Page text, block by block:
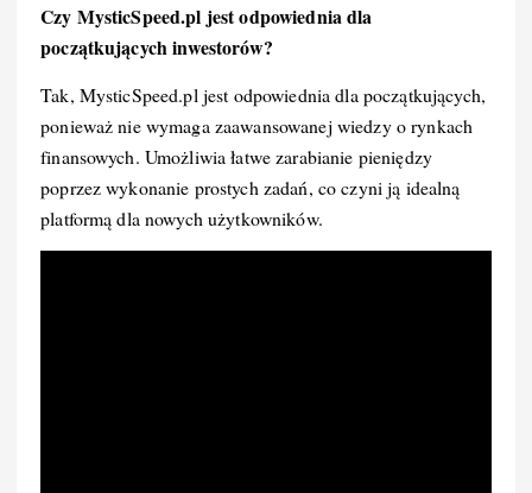
Czy MysticSpeed.pl jest odpowiednia dla
początkujących inwestorów?
Tak, MysticSpeed.pl jest odpowiednia dla początkujących,
ponieważ nie wymaga zaawansowanej wiedzy o rynkach
finansowych. Umożliwia łatwe zarabianie pieniędzy
poprzez wykonanie prostych zadań, co czyni ją idealną
platformą dla nowych użytkowników.